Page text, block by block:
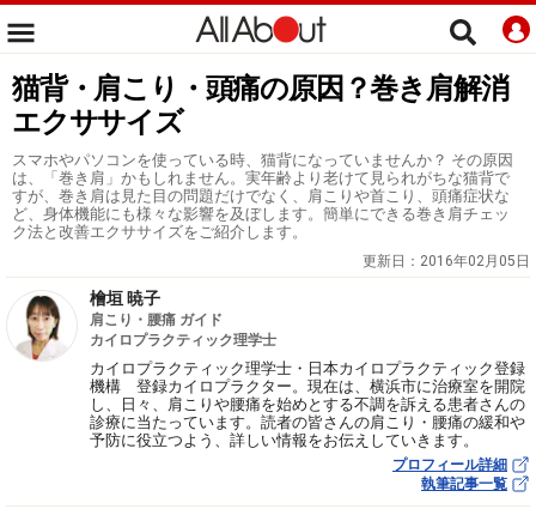
猫背・肩こり・頭痛の原因？巻き肩解消
エクササイズ
スマホやパソコンを使っている時、猫背になっていませんか？ その原因
は、「巻き肩」かもしれません。実年齢より老けて見られがちな猫背で
すが、巻き肩は見た目の問題だけでなく、肩こりや首こり、頭痛症状な
ど、身体機能にも様々な影響を及ぼします。簡単にできる巻き肩チェッ
ク法と改善エクササイズをご紹介します。
更新日： 2016年02月05日
檜垣 暁子
肩こり・腰痛 ガイド
カイロプラクティック理学士
カイロプラクティック理学士・日本カイロプラクティック登録
機構 登録カイロプラクター。現在は、横浜市に治療室を開院
し、日々、肩こりや腰痛を始めとする不調を訴える患者さんの
診療に当たっています。読者の皆さんの肩こり・腰痛の緩和や
予防に役立つよう、詳しい情報をお伝えしていきます。
プロフィール詳細
執筆記事一覧